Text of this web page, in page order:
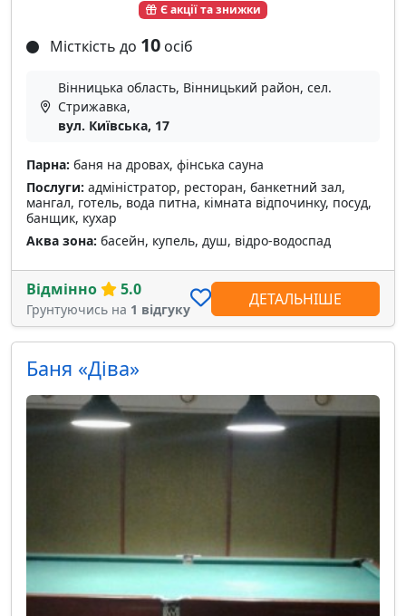
Є акції та знижки
Місткість до 10 осіб
Вінницька область, Вінницький район, сел.
Стрижавка,
вул. Київська, 17
Парна: баня на дровах, фінська сауна
Послуги: адміністратор, ресторан, банкетний зал,
мангал, готель, вода питна, кімната відпочинку, посуд,
банщик, кухар
Аква зона: басейн, купель, душ, відро-водоспад
Відмінно 5.0
Грунтуючись на 1 відгуку
ДЕТАЛЬНІШЕ
Баня «Дiва»